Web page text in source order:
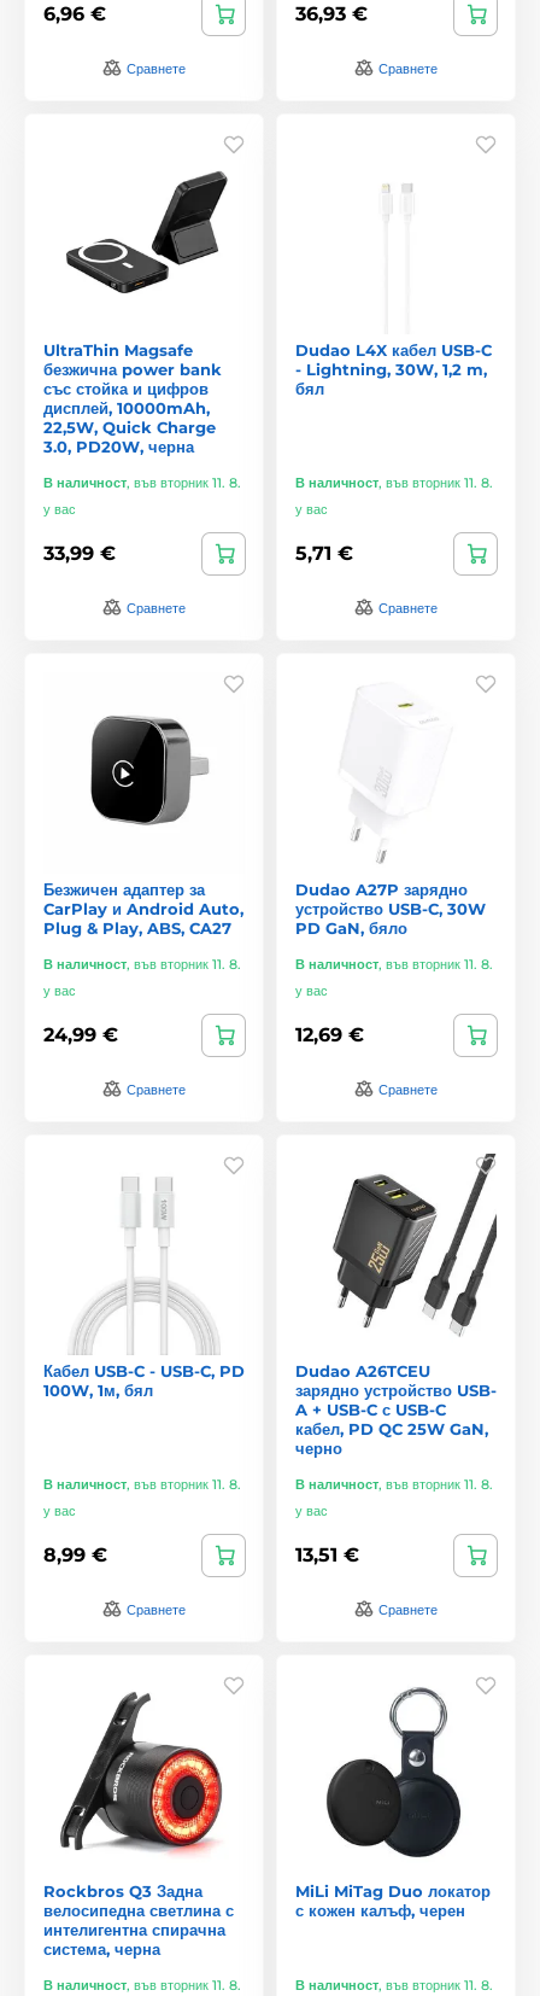
6,96 €
Сравнете
36,93 €
Сравнете
UltraThin Magsafe
безжична power bank
със стойка и цифров
дисплей, 10000mAh,
22,5W, Quick Charge
3.0, PD20W, черна
В наличност, във вторник 11. 8.
у вас
33,99 €
Сравнете
Dudao L4X кабел USB-C
- Lightning, 30W, 1,2 m,
бял
В наличност, във вторник 11. 8.
у вас
5,71 €
Сравнете
Безжичен адаптер за
CarPlay и Android Auto,
Plug & Play, ABS, CA27
В наличност, във вторник 11. 8.
у вас
24,99 €
Сравнете
Dudao A27P зарядно
устройство USB-C, 30W
PD GaN, бяло
В наличност, във вторник 11. 8.
у вас
12,69 €
Сравнете
Кабел USB-C - USB-C, PD
100W, 1м, бял
В наличност, във вторник 11. 8.
у вас
8,99 €
Сравнете
Dudao A26TCEU
зарядно устройство USB-
A + USB-C с USB-C
кабел, PD QC 25W GaN,
черно
В наличност, във вторник 11. 8.
у вас
13,51 €
Сравнете
Rockbros Q3 Задна
велосипедна светлина с
интелигентна спирачна
система, черна
В наличност, във вторник 11. 8.
MiLi MiTag Duo локатор
с кожен калъф, черен
В наличност, във вторник 11. 8.